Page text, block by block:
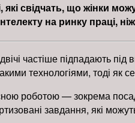
свідчать, що жінки
на ринку праці,
частіше підпадають під
технологіями, тоді
роботою — зокрема
завдання, які